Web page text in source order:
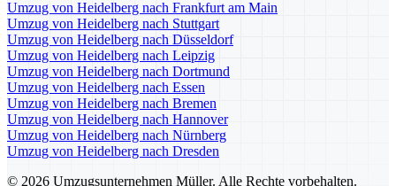
Umzug von Heidelberg nach Frankfurt am Main
Umzug von Heidelberg nach Stuttgart
Umzug von Heidelberg nach Düsseldorf
Umzug von Heidelberg nach Leipzig
Umzug von Heidelberg nach Dortmund
Umzug von Heidelberg nach Essen
Umzug von Heidelberg nach Bremen
Umzug von Heidelberg nach Hannover
Umzug von Heidelberg nach Nürnberg
Umzug von Heidelberg nach Dresden
© 2026 Umzugsunternehmen Müller. Alle Rechte vorbehalten.